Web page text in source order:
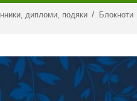
дипломи, подяки / Блокноти